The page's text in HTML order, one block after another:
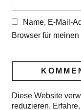
Name, E-Mail-
Browser für
Diese Website
reduzieren.